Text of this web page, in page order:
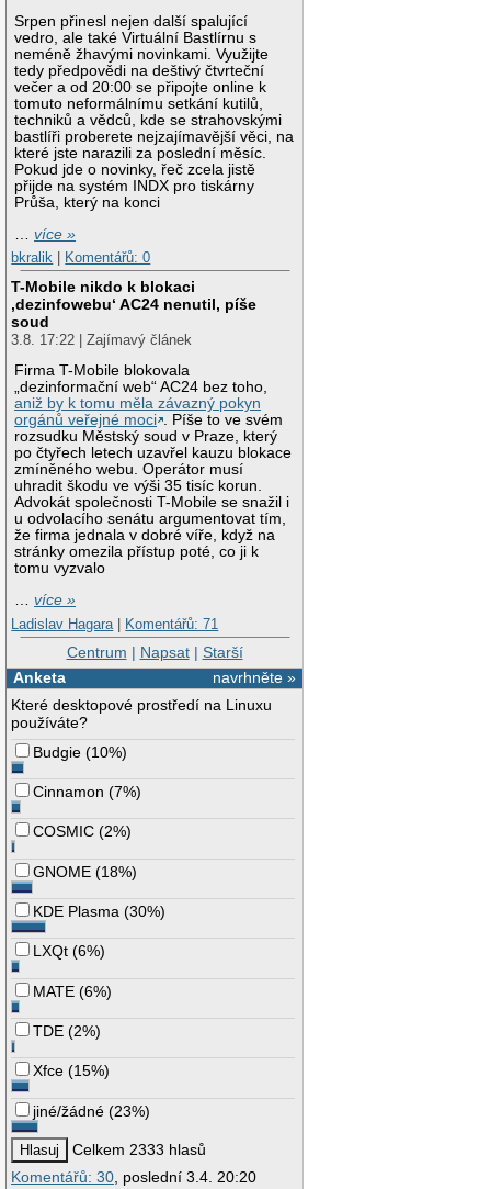
Srpen přinesl nejen další spalující
vedro, ale také Virtuální Bastlírnu s
neméně žhavými novinkami. Využijte
tedy předpovědi na deštivý čtvrteční
večer a od 20:00 se připojte online k
tomuto neformálnímu setkání kutilů,
techniků a vědců, kde se strahovskými
bastlíři proberete nejzajímavější věci, na
které jste narazili za poslední měsíc.
Pokud jde o novinky, řeč zcela jistě
přijde na systém INDX pro tiskárny
Průša, který na konci
…více »
bkralik
Komentářů: 0
T-Mobile nikdo k blokaci
‚dezinfowebu‘ AC24 nenutil, píše
soud
3.8. 17:22 | Zajímavý článek
Firma T-Mobile blokovala
„dezinformační web“ AC24 bez toho,
aniž by k tomu měla závazný pokyn
orgánů veřejné moci . Píše to ve svém
rozsudku Městský soud v Praze, který
po čtyřech letech uzavřel kauzu blokace
zmíněného webu. Operátor musí
uhradit škodu ve výši 35 tisíc korun.
Advokát společnosti T-Mobile se snažil i
u odvolacího senátu argumentovat tím,
že firma jednala v dobré víře, když na
stránky omezila přístup poté, co ji k
tomu vyzvalo
…více »
Ladislav Hagara | Komentářů: 71
Centrum | Napsat| Starší
navrhněte »
Anketa
Které desktopové prostředí na Linuxu
používáte?
Budgie (10%)
Cinnamon (7%)
COSMIC (2%)
GNOME (18%)
KDE Plasma (30%)
LXQt (6%)
MATE (6%)
TDE (2%)
Xfce (15%)
jiné/žádné (23%)
Celkem 2333 hlasů
Komentářů: 30, poslední 3.4. 20:20